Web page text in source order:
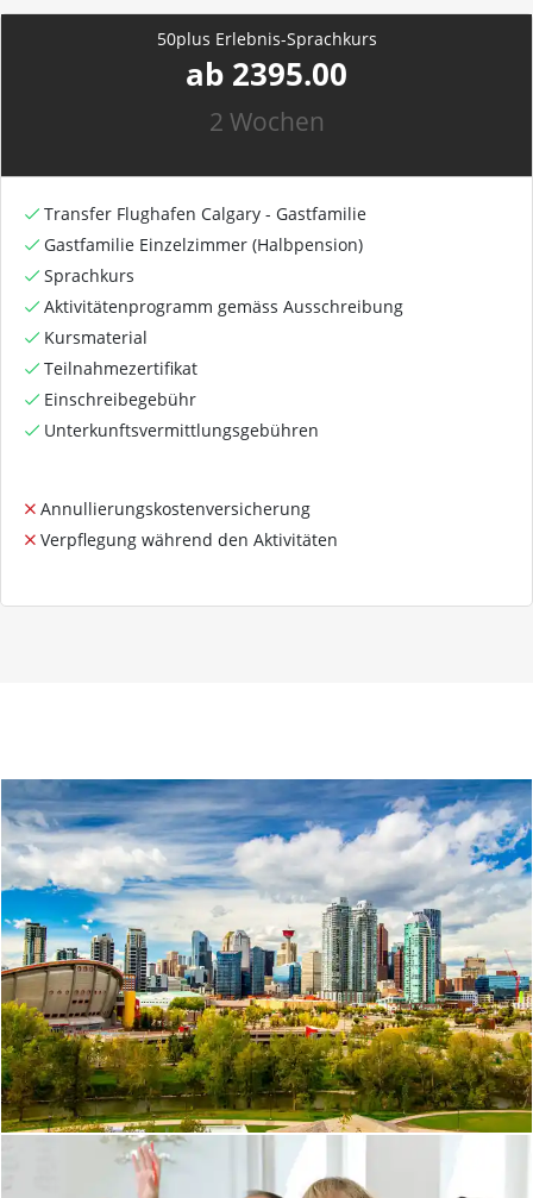
50plus Erlebnis-Sprachkurs
ab 2395.00
2 Wochen
Transfer Flughafen Calgary - Gastfamilie
Gastfamilie Einzelzimmer (Halbpension)
Sprachkurs
Aktivitätenprogramm gemäss Ausschreibung
Kursmaterial
Teilnahmezertifikat
Einschreibegebühr
Unterkunftsvermittlungsgebühren
Annullierungskostenversicherung
Verpflegung während den Aktivitäten